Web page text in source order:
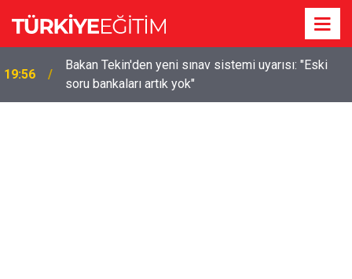
19:56
Bakan Tekin'den yeni sınav sistemi uyarısı: "Eski
soru bankaları artık yok"